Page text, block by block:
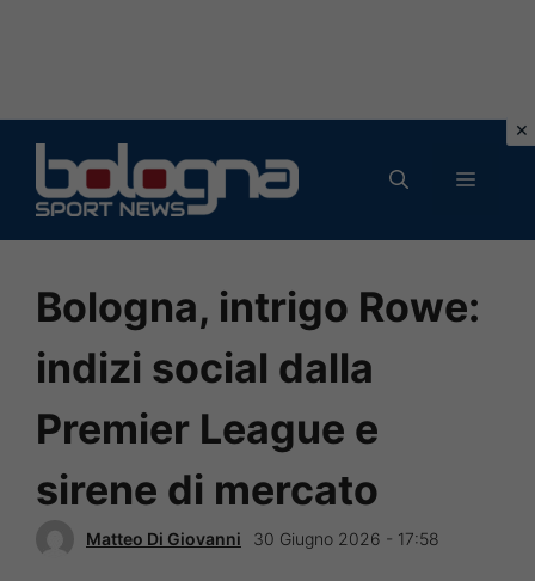
contenuto
MENU
Bologna, intrigo Rowe:
indizi social dalla
Premier League e
sirene di mercato
Matteo Di Giovanni 30 Giugno 2026 - 17:58